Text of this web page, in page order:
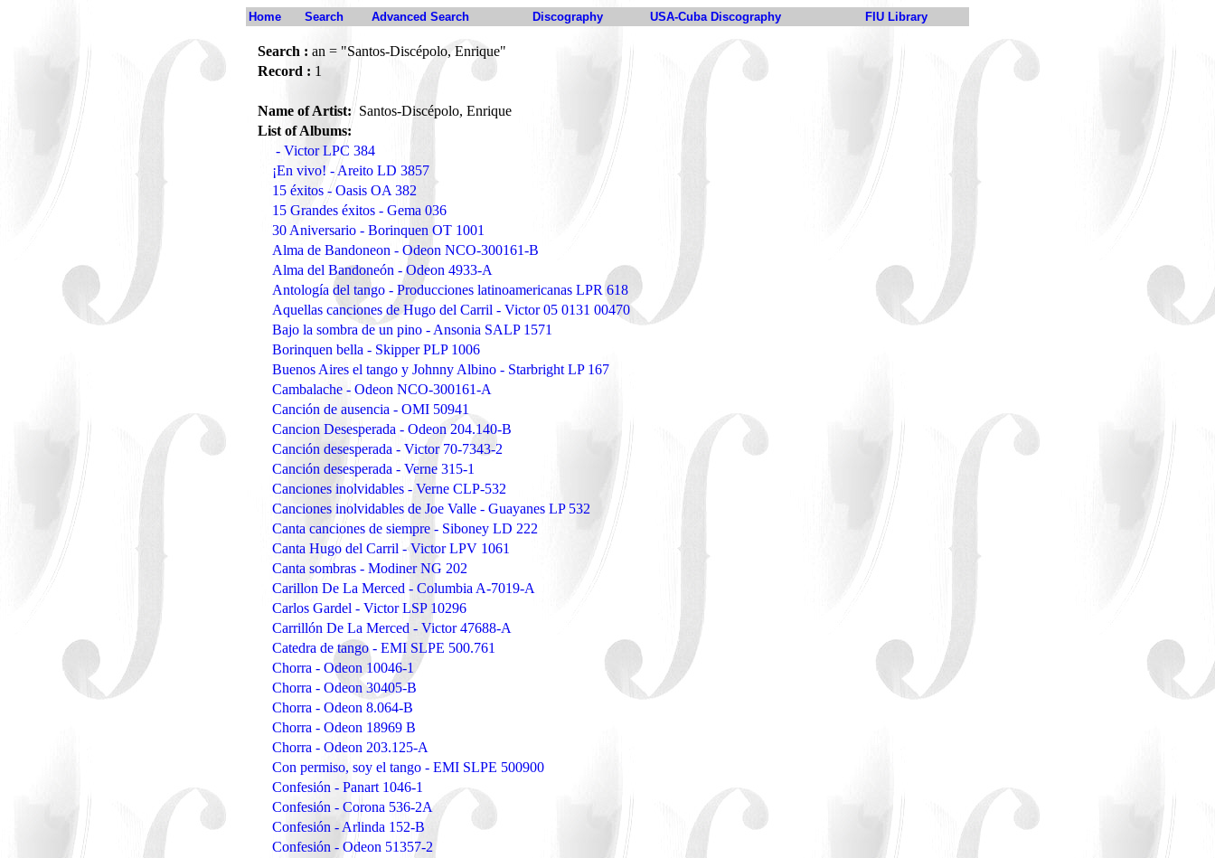
Home Search Advanced Search Discography USA-Cuba Discography FIU Library
Search : an = "Santos-Discépolo, Enrique"
Record : 1
Name of Artist:Santos-Discépolo, Enrique
List of Albums:
- Victor LPC 384
¡En vivo! - Areito LD 3857
15 éxitos - Oasis OA 382
15 Grandes éxitos - Gema 036
30 Aniversario - Borinquen OT 1001
Alma de Bandoneon - Odeon NCO-300161-B
Alma del Bandoneón - Odeon 4933-A
Antología del tango - Producciones latinoamericanas LPR 618
Aquellas canciones de Hugo del Carril - Victor 05 0131 00470
Bajo la sombra de un pino - Ansonia SALP 1571
Borinquen bella - Skipper PLP 1006
Buenos Aires el tango y Johnny Albino - Starbright LP 167
Cambalache - Odeon NCO-300161-A
Canción de ausencia - OMI 50941
Cancion Desesperada - Odeon 204.140-B
Canción desesperada - Victor 70-7343-2
Canción desesperada - Verne 315-1
Canciones inolvidables - Verne CLP-532
Canciones inolvidables de Joe Valle - Guayanes LP 532
Canta canciones de siempre - Siboney LD 222
Canta Hugo del Carril - Victor LPV 1061
Canta sombras - Modiner NG 202
Carillon De La Merced - Columbia A-7019-A
Carlos Gardel - Victor LSP 10296
Carrillón De La Merced - Victor 47688-A
Catedra de tango - EMI SLPE 500.761
Chorra - Odeon 10046-1
Chorra - Odeon 30405-B
Chorra - Odeon 8.064-B
Chorra - Odeon 18969 B
Chorra - Odeon 203.125-A
Con permiso, soy el tango - EMI SLPE 500900
Confesión - Panart 1046-1
Confesión - Corona 536-2A
Confesión - Arlinda 152-B
Confesión - Odeon 51357-2